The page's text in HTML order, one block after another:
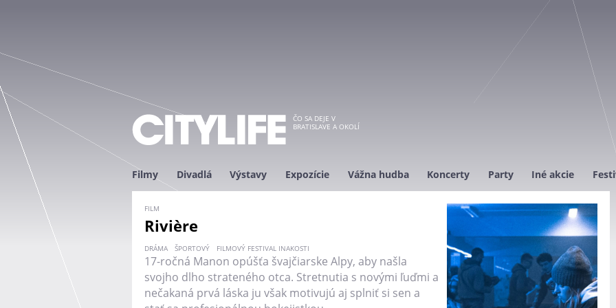
ČO SA DEJE V
BRATISLAVE A OKOLÍ
Filmy Divadlá Výstavy Expozície Vážna hudba Koncerty Party Iné akcie
FILM
Rivière
DRÁMA ŠPORTOVÝ FILMOVÝ FESTIVAL INAKOSTI
17-ročná Manon opúšťa švajčiarske Alpy, aby našla
svojho dlho strateného otca. Stretnutia s novými ľuďmi a
nečakaná prvá láska ju však motivujú aj splniť si sen a